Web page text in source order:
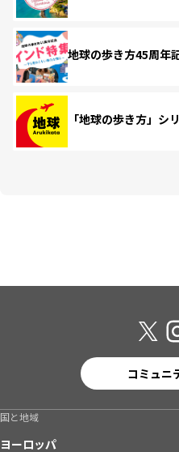
地球の歩き方45周年
「地球の歩き方」シ
コミュニ
国と地域
ヨーロッパ